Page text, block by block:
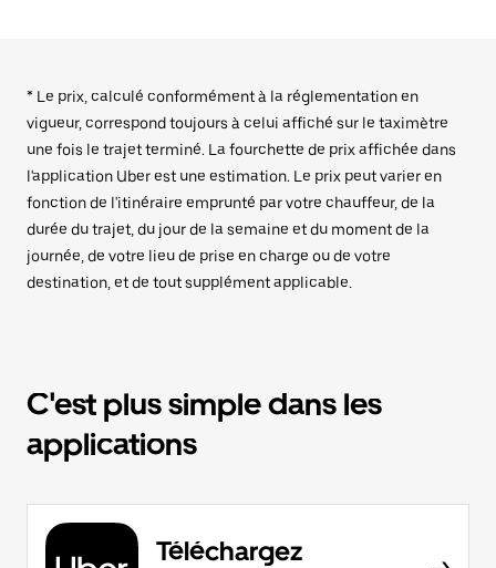
* Le prix, calculé conformément à la réglementation en
vigueur, correspond toujours à celui affiché sur le taximètre
une fois le trajet terminé. La fourchette de prix affichée dans
l'application Uber est une estimation. Le prix peut varier en
fonction de l'itinéraire emprunté par votre chauffeur, de la
durée du trajet, du jour de la semaine et du moment de la
journée, de votre lieu de prise en charge ou de votre
destination, et de tout supplément applicable.
C'est plus simple dans les
applications
Téléchargez